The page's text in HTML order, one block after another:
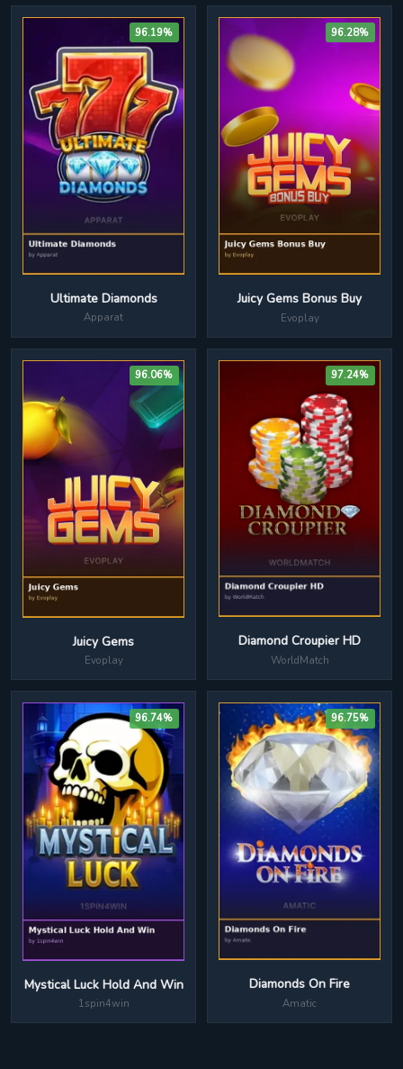
96.19%
Ultimate Diamonds
Apparat
96.28%
Juicy Gems Bonus Buy
Evoplay
96.06%
Juicy Gems
Evoplay
97.24%
Diamond Croupier HD
WorldMatch
96.74%
Mystical Luck Hold And Win
1spin4win
96.75%
Diamonds On Fire
Amatic